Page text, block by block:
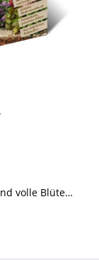
volle Blüte